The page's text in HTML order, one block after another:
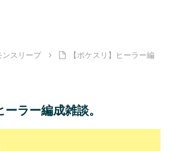
ンスリープ
【ポケスリ】ヒーラー編
ーラー編成雑談。